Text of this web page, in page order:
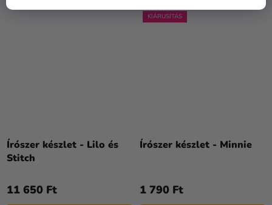
Írószer készlet - Lilo és
Stitch
11 650 Ft
KIÁRUSÍTÁS
Írószer készlet - Minnie
1 790 Ft